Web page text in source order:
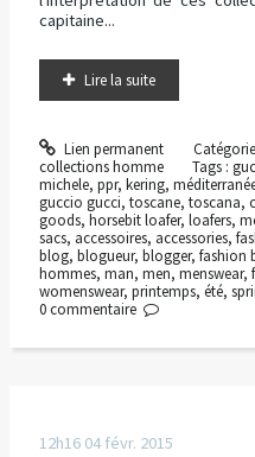
capitaine...
Lire la suite
Lien permanent
collections homme
Tags :
michele, ppr, kering,
guccio gucci, toscane, toscana,
goods, horsebit loafer, loafers,
sacs, accessoires, accessories,
blog, blogueur, blogger, fashion
hommes, man, men, menswear,
womenswear, printemps, été,
0 commentaire
12h16 04 févr. 2015